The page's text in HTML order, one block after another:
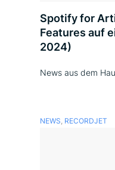
Spotify for
Features auf
2024)
News aus dem
NEWS, RECORDJET